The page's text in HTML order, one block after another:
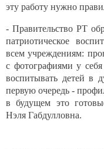
эту работу нужно
- Правительство РТ
патриотическое
всем учреждениям:
с фотографиями у
воспитывать детей в
первую очередь -
в будущем это
Нэля Габдулловна.